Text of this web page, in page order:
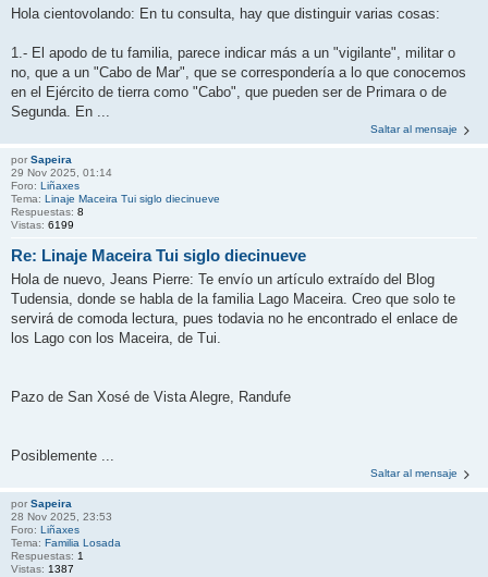
Hola cientovolando: En tu consulta, hay que distinguir varias cosas:
1.- El apodo de tu familia, parece indicar más a un "vigilante", militar o
no, que a un "Cabo de Mar", que se correspondería a lo que conocemos
en el Ejército de tierra como "Cabo", que pueden ser de Primara o de
Segunda. En ...
Saltar al mensaje
por Sapeira
29 Nov 2025, 01:14
Foro: Liñaxes
Tema: Linaje Maceira Tui siglo diecinueve
Respuestas: 8
Vistas: 6199
Re: Linaje Maceira Tui siglo diecinueve
Hola de nuevo, Jeans Pierre: Te envío un artículo extraído del Blog
Tudensia, donde se habla de la familia Lago Maceira. Creo que solo te
servirá de comoda lectura, pues todavia no he encontrado el enlace de
los Lago con los Maceira, de Tui.
Pazo de San Xosé de Vista Alegre, Randufe
Posiblemente ...
Saltar al mensaje
por Sapeira
28 Nov 2025, 23:53
Foro: Liñaxes
Tema: Familia Losada
Respuestas: 1
Vistas: 1387